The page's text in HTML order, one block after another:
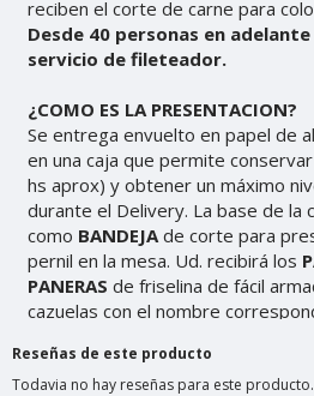
Reseñas de este producto
Todavia no hay reseñas para este producto.